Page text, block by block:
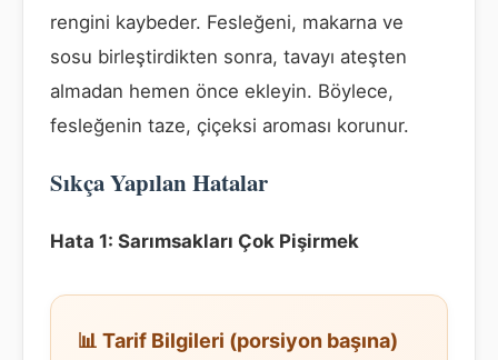
rengini kaybeder. Fesleğeni, makarna ve
sosu birleştirdikten sonra, tavayı ateşten
almadan hemen önce ekleyin. Böylece,
fesleğenin taze, çiçeksi aroması korunur.
Sıkça Yapılan Hatalar
Hata 1: Sarımsakları Çok Pişirmek
📊 Tarif Bilgileri (porsiyon başına)